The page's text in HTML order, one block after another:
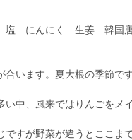
にんにく 生姜 韓国
合います。夏大根の季節で
中、風来ではりんごをメ
すが野菜が違うとここま